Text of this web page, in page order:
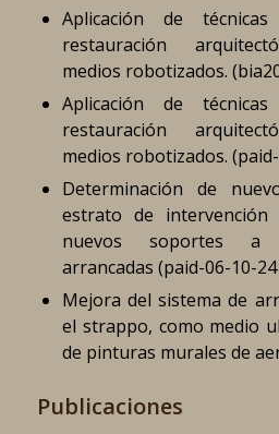
Aplicación de
restauración
medios robotizados.
Aplicación de
restauración
medios robotizados.
Determinación de
estrato de
nuevos soportes a
arrancadas (paid-06-10-
Mejora del sistema de
el strappo, como medio
de pinturas murales de
Publicaciones